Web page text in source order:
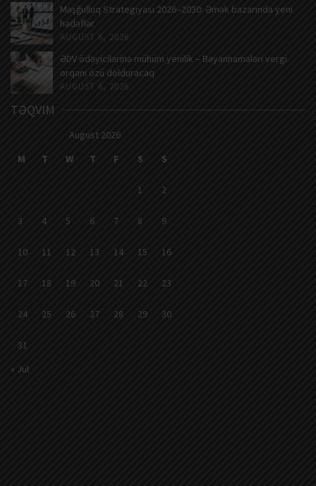
Məşğulluq Strategiyası 2026–2030: Əmək bazarında yeni
hədəflər
AUGUST 6, 2026
ƏDV ödəyicilərinə mühüm yenilik – Bəyannamələri vergi
orqanı özü dolduracaq
AUGUST 6, 2026
TƏQVIM
August 2026
M
T W T F S S
1 2
3 4 5 6 7 8 9
10 11 12 13 14 15 16
17 18 19 20 21 22 23
24 25 26 27 28 29 30
31
« Jul